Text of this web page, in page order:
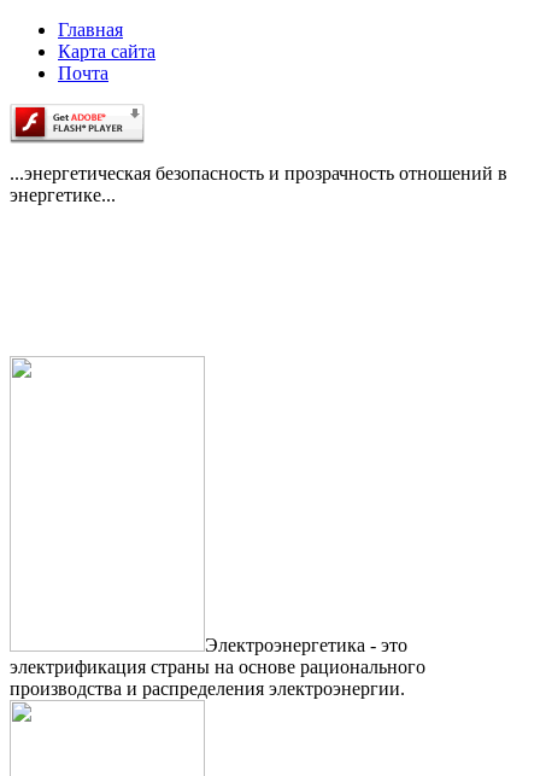
Главная
Карта сайта
Почта
...энергетическая безопасность и прозрачность отношений в
энергетике...
Электроэнергетика - это
электрификация страны на основе рационального
производства и распределения электроэнергии.